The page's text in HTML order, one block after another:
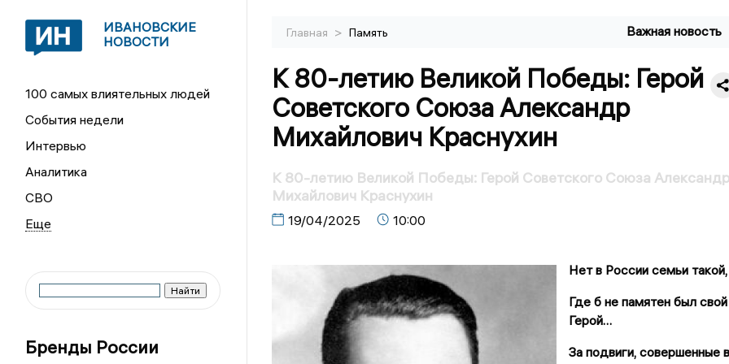
ИВАНОВСКИЕ
НОВОСТИ
100 самых влиятельных людей
События недели
Интервью
Аналитика
СВО
Бренды России
Главная > Память Важная новость
К 80-летию Великой Победы: Герой
Советского Союза Александр
Михайлович Краснухин
К 80-летию Великой Победы: Герой Советского Союза Александр
Михайлович Краснухин
19/04/2025 10:00
Нет в России семьи такой,
Где б не памятен был свой
Герой…
За подвиги, совершенные в